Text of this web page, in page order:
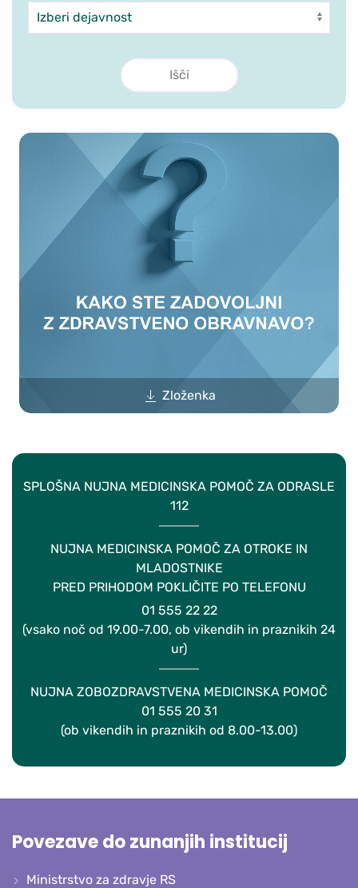
Dejavnost
Zloženka
SPLOŠNA NUJNA MEDICINSKA POMOČ ZA ODRASLE
112
NUJNA MEDICINSKA POMOČ ZA OTROKE IN
MLADOSTNIKE
PRED PRIHODOM POKLIČITE PO TELEFONU
01 555 22 22
(vsako noč od 19.00-7.00, ob vikendih in praznikih 24
ur)
NUJNA ZOBOZDRAVSTVENA MEDICINSKA POMOČ
01 555 20 31
(ob vikendih in praznikih od 8.00-13.00)
Povezave do zunanjih institucij
Ministrstvo za zdravje RS